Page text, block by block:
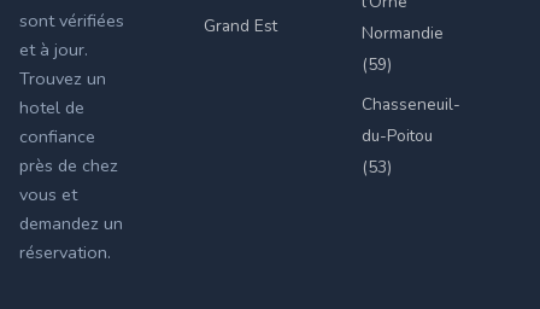
sont vérifiées
et à jour.
Trouvez un
hotel de
confiance
près de chez
vous et
demandez un
réservation.
Grand Est
Normandie
(59)
Chasseneuil-
du-Poitou
(53)